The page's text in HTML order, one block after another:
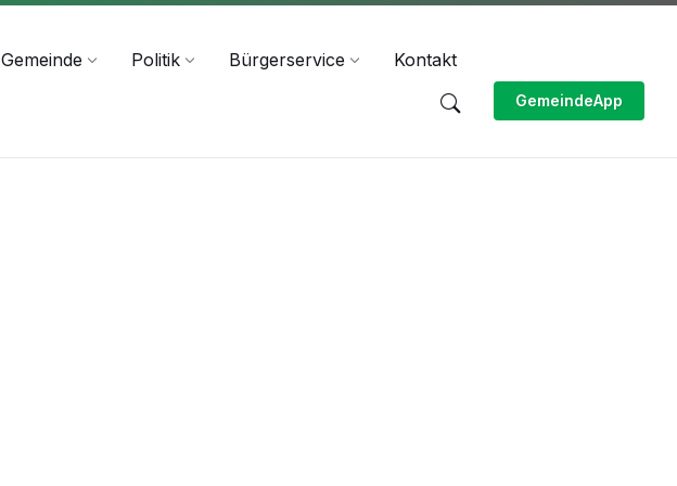
Gemeinde Politik Bürgerservice Kontakt
GemeindeApp